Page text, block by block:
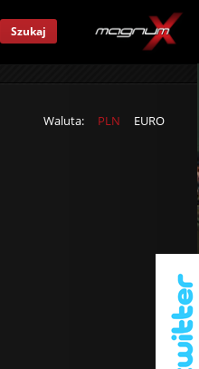
Szukaj
Waluta: PLN EURO